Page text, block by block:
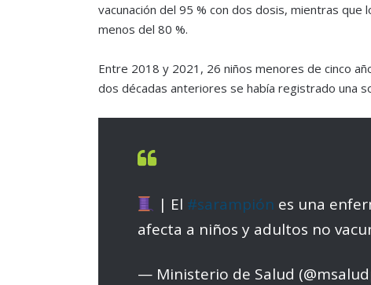
vacunación del 95 % con dos dosis, mientras
menos del 80 %.
Entre 2018 y 2021, 26 niños menores de cinco
dos décadas anteriores se había registrado una
| El #sarampión es una
afecta a niños y adultos no
— Ministerio de Salud